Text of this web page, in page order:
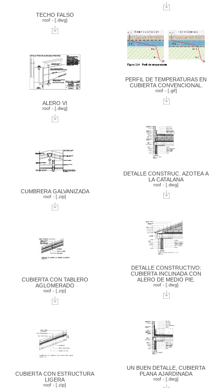
TECHO FALSO
roof - [.dwg]
ALERO VI
roof - [.dwg]
CUMBRERA GALVANIZADA
roof - [.zip]
CUBIERTA CON TABLERO
AGLOMERADO
roof - [.zip]
CUBIERTA CON ESTRUCTURA
LIGERA
roof - [.zip]
PERFIL DE TEMPERATURAS EN
CUBIERTA CONVENCIONAL.
roof - [.gif]
DETALLE CONSTRUC. AZOTEA A
LA CATALANA
roof - [.dwg]
DETALLE CONSTRUCTIVO:
CUBIERTA INCLINADA CON
ALERO DE MEDIO PIE.
roof - [.dwg]
UN BUEN DETALLE, CUBIERTA
PLANA AJARDINADA
roof - [.dwg]